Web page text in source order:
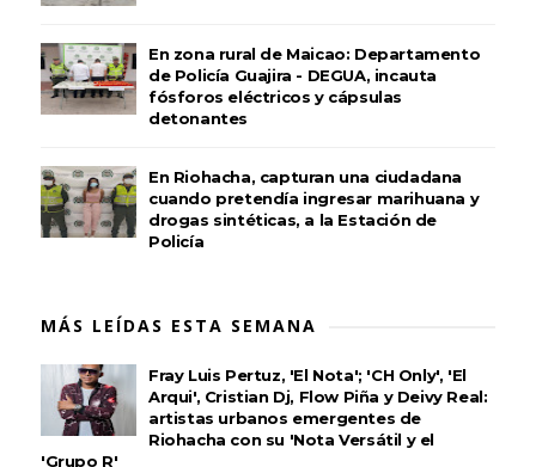
En zona rural de Maicao: Departamento
de Policía Guajira - DEGUA, incauta
fósforos eléctricos y cápsulas
detonantes
En Riohacha, capturan una ciudadana
cuando pretendía ingresar marihuana y
drogas sintéticas, a la Estación de
Policía
MÁS LEÍDAS ESTA SEMANA
Fray Luis Pertuz, 'El Nota'; 'CH Only', 'El
Arqui', Cristian Dj, Flow Piña y Deivy Real:
artistas urbanos emergentes de
Riohacha con su 'Nota Versátil y el
'Grupo R'